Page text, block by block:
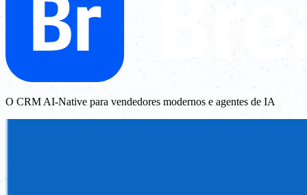
O CRM AI-Native para vendedores modernos e agentes de IA